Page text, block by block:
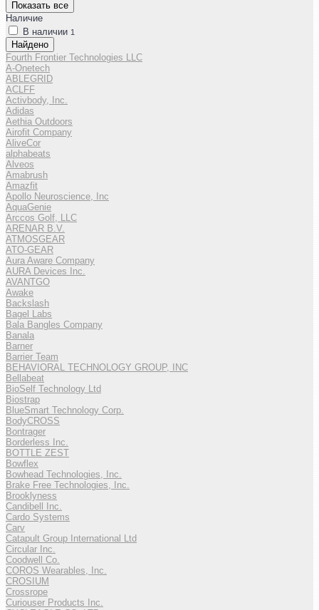
Показать все
Наличие
В наличии 1
Найдено
Fourth Frontier Technologies LLC
A-Onetech
ABLEGRID
ACLFF
Activbody, Inc.
Adidas
Aethia Outdoors
Airofit Company
AliveCor
alphabeats
Alveos
Amabrush
Amazfit
Apollo Neuroscience, Inc
AquaGenie
Arccos Golf, LLC
ARENAR B.V.
ATMOSGEAR
ATO-GEAR
Aura Aware Company
AURA Devices Inc.
AVANTGO
Awake
Backslash
Bagel Labs
Bala Bangles Company
Banala
Barner
Barrier Team
BEHAVIORAL TECHNOLOGY GROUP, INC
Bellabeat
BioSelf Technology Ltd
Biostrap
BlueSmart Technology Corp.
BodyCROSS
Bontrager
Borderless Inc.
BOTTLE ZEST
Bowflex
Bowhead Technologies, Inc.
Brake Free Technologies, Inc.
Brooklyness
Candibell Inc.
Cardo Systems
Carv
Catapult Group International Ltd
Circular Inc.
Coodwell Co.
COROS Wearables, Inc.
CROSIUM
Crossrope
Curiouser Products Inc.